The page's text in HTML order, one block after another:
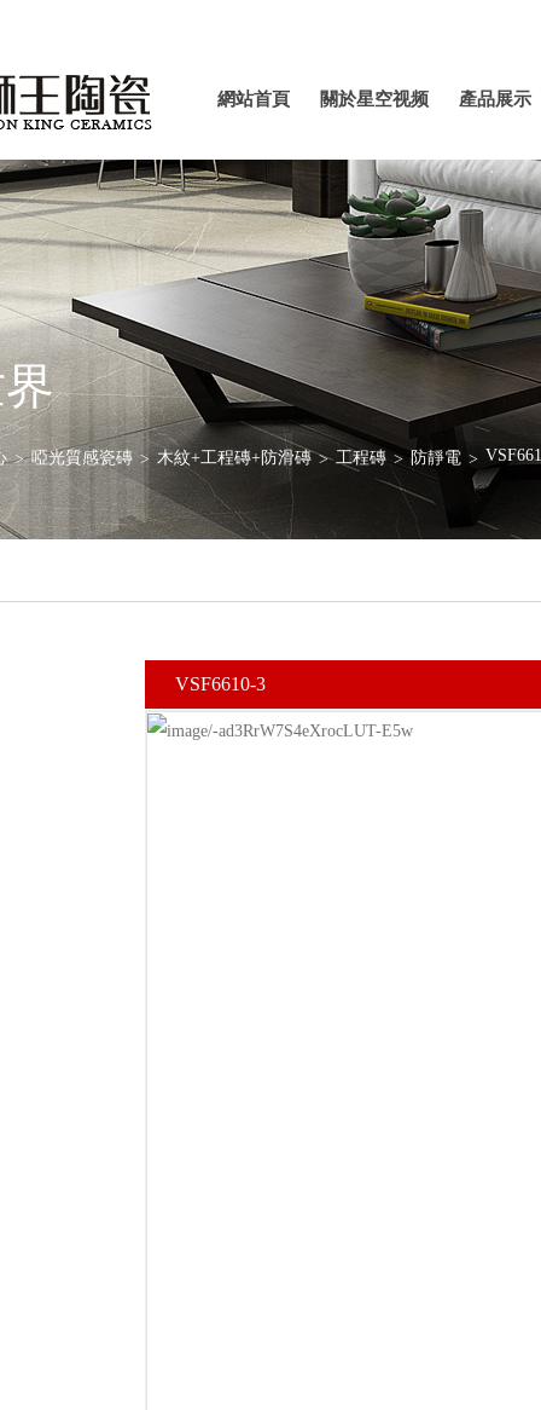
APP官
方下载
最新版
網站首頁 關於星空视频
APP官方下载
最新版
產品展示
> 啞光質感瓷磚 > 木紋+工程磚+防滑磚 > 工程磚 > 防靜電 >
VSF6610-3